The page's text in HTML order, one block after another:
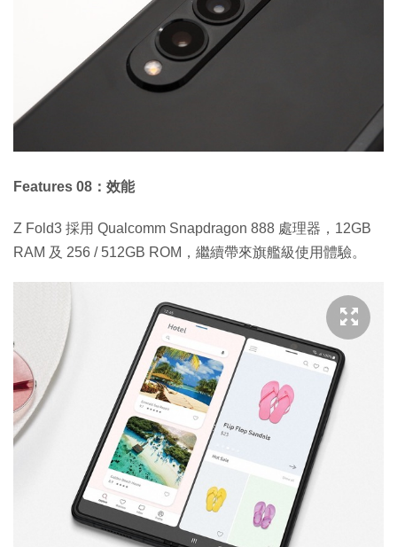
Features 08：效能
Z Fold3 採用 Qualcomm Snapdragon 888 處理器，12GB
RAM 及 256 / 512GB ROM，繼續帶來旗艦級使用體驗。